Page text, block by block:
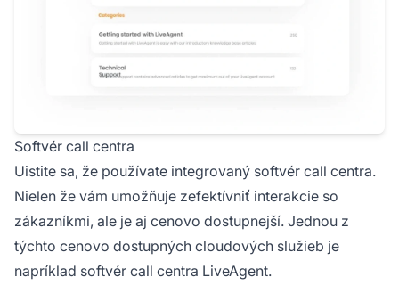
Softvér call centra
Uistite sa, že používate integrovaný softvér call centra.
Nielen že vám umožňuje zefektívniť interakcie so
zákazníkmi, ale je aj cenovo dostupnejší. Jednou z
týchto cenovo dostupných cloudových služieb je
napríklad softvér call centra LiveAgent.